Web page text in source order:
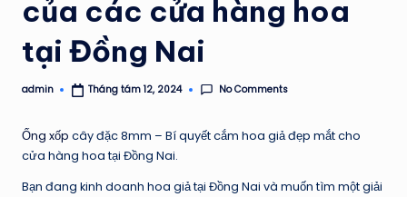
của các cửa hàng hoa
tại Đồng Nai
Posted
admin Tháng tám 12, 2024 No Comments
Ống xốp cây đặc 8mm – Bí quyết cắm hoa giả đẹp mắt cho
cửa hàng hoa tại Đồng Nai.
Bạn đang kinh doanh hoa giả tại Đồng Nai và muốn tìm một giải